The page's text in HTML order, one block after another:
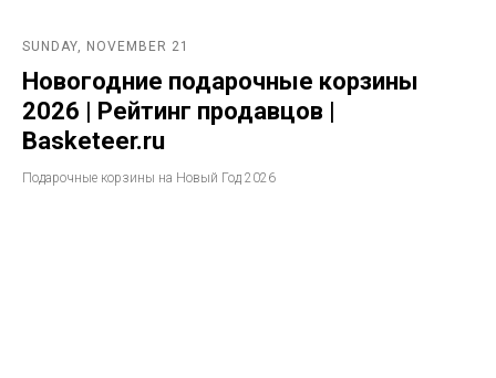
SUNDAY, NOVEMBER 21
Новогодние подарочные корзины
2026 | Рейтинг продавцов |
Basketeer.ru
Подарочные корзины на Новый Год 2026